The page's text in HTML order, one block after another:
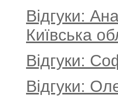
Відгуки:
Київська
Відгуки:
Відгуки: